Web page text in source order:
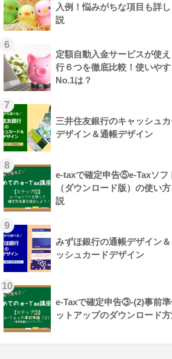
入例！悩みがちな項目も詳
説
定額自動入金サービスが使
行６つを徹底比較！使いやす
No.1は？
三井住友銀行のキャッシュ
デザイン＆通帳デザイン
e-taxで確定申告⑤e-Taxソフ
（ダウンロード版）の使い
説
みずほ銀行の通帳デザイン＆
ッシュカードデザイン
e-Taxで確定申告③-(2)事前準
ットアップのダウンロード